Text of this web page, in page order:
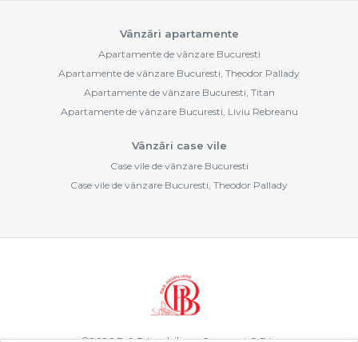
Vânzări apartamente
Apartamente de vânzare Bucuresti
Apartamente de vânzare Bucuresti, Theodor Pallady
Apartamente de vânzare Bucuresti, Titan
Apartamente de vânzare Bucuresti, Liviu Rebreanu
Vânzări case vile
Case vile de vânzare Bucuresti
Case vile de vânzare Bucuresti, Theodor Pallady